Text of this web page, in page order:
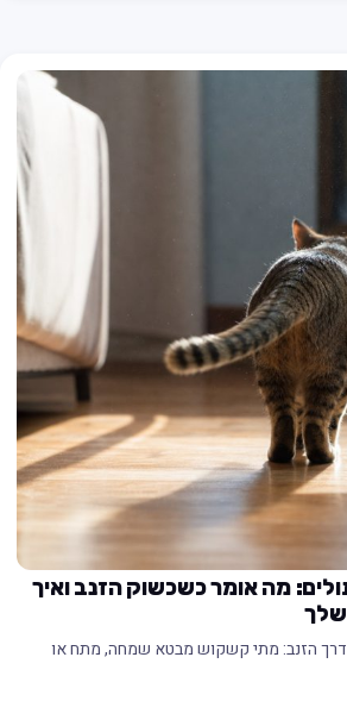
מה אומר כשכשוק הזנב ואיך
דרך הזנב: מתי קשקוש מבטא שמחה, מתח או